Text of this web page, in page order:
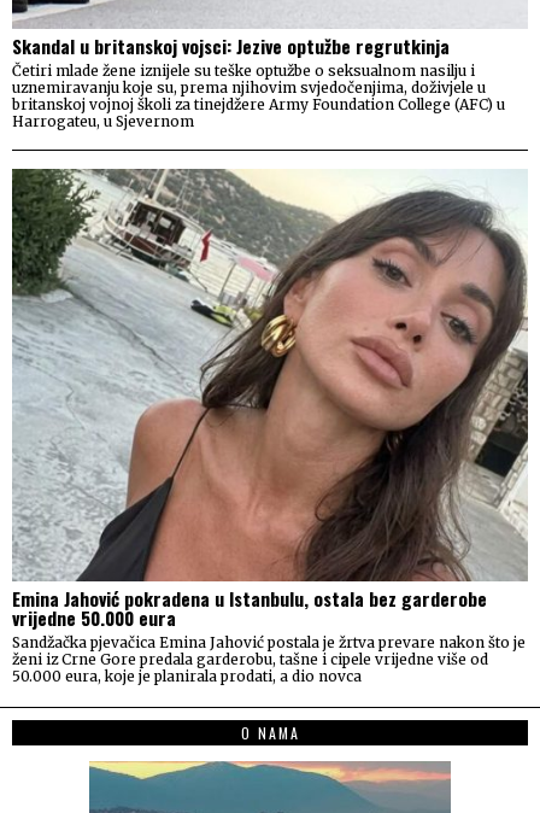
Skandal u britanskoj vojsci: Jezive optužbe regrutkinja
Četiri mlade žene iznijele su teške optužbe o seksualnom nasilju i
uznemiravanju koje su, prema njihovim svjedočenjima, doživjele u
britanskoj vojnoj školi za tinejdžere Army Foundation College (AFC) u
Harrogateu, u Sjevernom
Emina Jahović pokradena u Istanbulu, ostala bez garderobe
vrijedne 50.000 eura
Sandžačka pjevačica Emina Jahović postala je žrtva prevare nakon što je
ženi iz Crne Gore predala garderobu, tašne i cipele vrijedne više od
50.000 eura, koje je planirala prodati, a dio novca
O NAMA